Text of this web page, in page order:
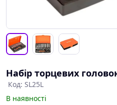
Набір торцевих
Код: SL25L
В наявності